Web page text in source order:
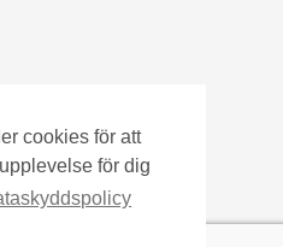
cookies för att
för dig